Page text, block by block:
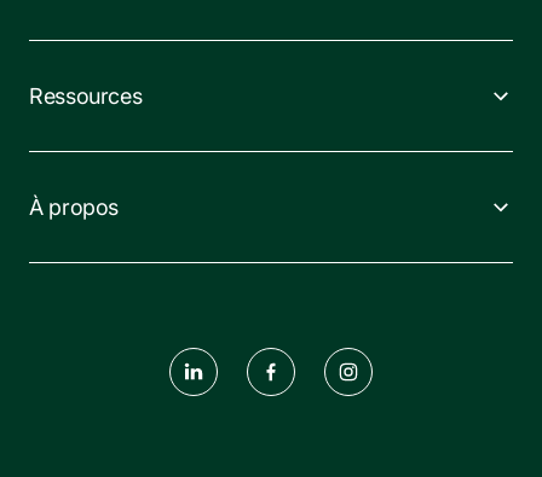
Ressources
À propos